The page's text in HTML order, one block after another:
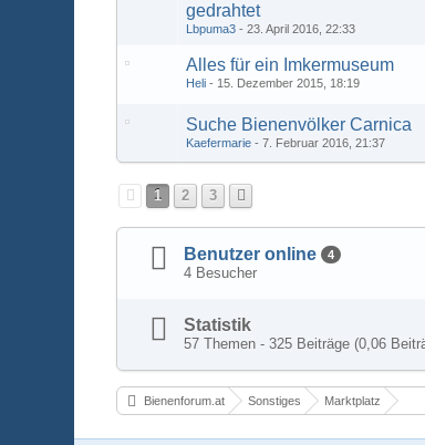
gedrahtet
Lbpuma3 23. April 2016, 22:33
Alles für ein Imkermuseum
Heli 15. Dezember 2015, 18:19
Suche Bienenvölker Carnica
Kaefermarie 7. Februar 2016, 21:37
1 2 3
Benutzer online 4
4 Besucher
Statistik
57 Themen - 325 Beiträge (0,06
Bienenforum.at Sonstiges Marktplatz